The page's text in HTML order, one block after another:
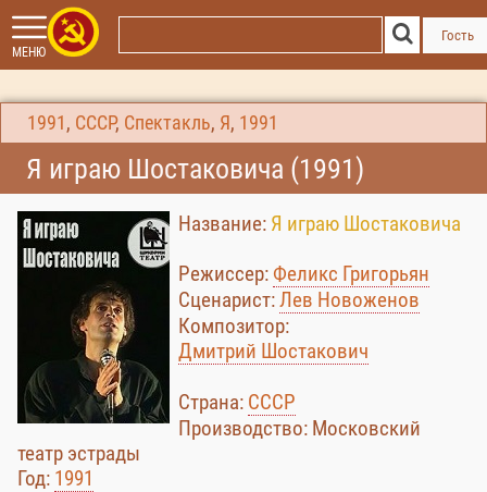
МЕНЮ
Гость
1991 , СССР, Спектакль, Я , 1991
Я играю Шостаковича (1991)
Название: Я играю Шостаковича
Режиссер:Феликс Григорьян
Сценарист:Лев Новоженов
Композитор:
Дмитрий Шостакович
Страна: СССР
Производство: Московский
театр эстрады
Год: 1991